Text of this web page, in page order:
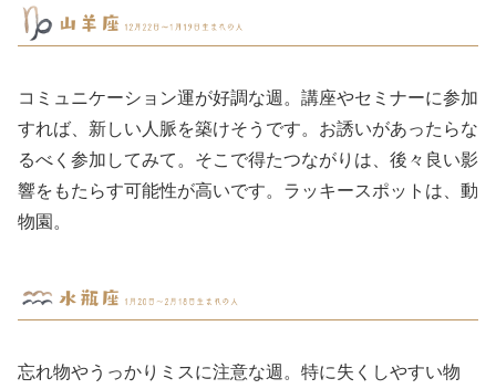
コミュニケーション運が好調な週。講座やセミナーに参加
すれば、新しい人脈を築けそうです。お誘いがあったらな
るべく参加してみて。そこで得たつながりは、後々良い影
響をもたらす可能性が高いです。ラッキースポットは、動
物園。
忘れ物やうっかりミスに注意な週。特に失くしやすい物